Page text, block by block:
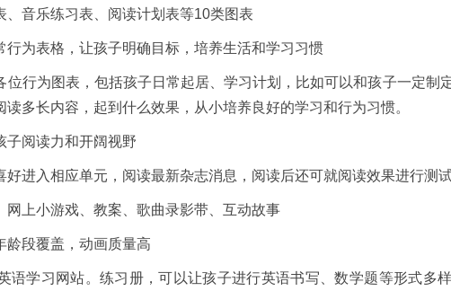
音乐练习表、阅读计划表等10类图表
为表格，让孩子明确目标，培养生活和学习习惯
为图表，包括孩子日常起居、学习计划，比如可以和孩子一定制
多长内容，起到什么效果，从小培养良好的学习和行为习惯。
阅读力和开阔视野
入相应单元，阅读最新杂志消息，阅读后还可就阅读效果进行测试
上小游戏、教案、歌曲录影带、互动故事
段覆盖，动画质量高
学习网站。练习册，可以让孩子进行英语书写、数学题等形式多